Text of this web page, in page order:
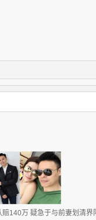
140万 疑急于与前妻划清界